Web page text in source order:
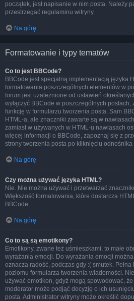
początek, jest napisanie w nim posta. Należy
przestrzegać regulaminu witryny.
Na górę
Formatowanie i typy tematów
Co to jest BBCode?
BBCode jest specjalną implementacją języka
formatowania poszczególnych elementów w
forum jest uzależnione od ustawień
wyłączyć BBCode w poszczególnych
funkcję w formularzu tworzenia posta. Sam
HTML-a, ale znaczniki zawarte są w
zamiast w używanych w HTML-u nawiasach
więcej informacji o BBCode, zapoznaj się z
strony tworzenia posta po kliknięciu odnośnika
Na górę
Czy można używać języka HTML?
Nie. Nie można używać i przetwarzać
Większość formatowania, które dostarcza
BBCode.
Na górę
Co to są są emotikony?
Emotikony, zwane też uśmieszkami, to małe
wyrażania emocji. Do wyrażania emocji
oznacza radość, podczas gdy :( smutek.
poziomu formularza tworzenia wiadomości.
używać emotikon, gdyż mogą spowodować,
moderator może podjąć decyzję o ich
posta. Administrator witryny może określić